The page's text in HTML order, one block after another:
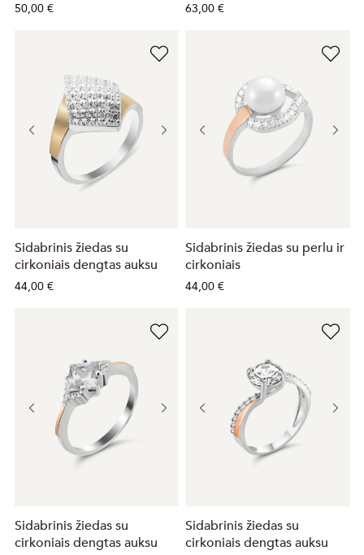
50,00 € 63,00 €
Sidabrinis žiedas su
cirkoniais dengtas auksu
44,00 €
Sidabrinis žiedas su perlu ir
cirkoniais
44,00 €
Sidabrinis žiedas su
cirkoniais dengtas auksu
Sidabrinis žiedas su
cirkoniais dengtas auksu